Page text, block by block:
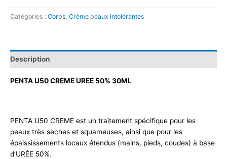
Catégories : Corps, Crème peaux intolérantes
Description
PENTA U50 CREME UREE 50% 30ML
PENTA U50 CREME est un traitement spécifique pour les
peaux très sèches et squameuses, ainsi que pour les
épaississements locaux étendus (mains, pieds, coudes) à base
d’URÉE 50%.